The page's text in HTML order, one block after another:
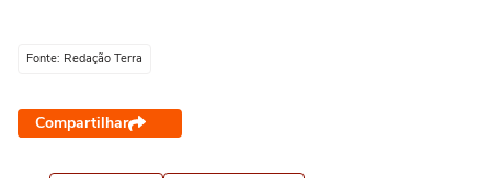
Fonte: Redação Terra
Compartilhar